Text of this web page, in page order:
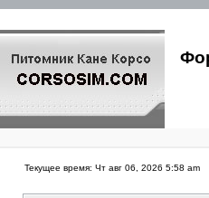
Текущее время: Чт авг 06, 2026 5:58 am